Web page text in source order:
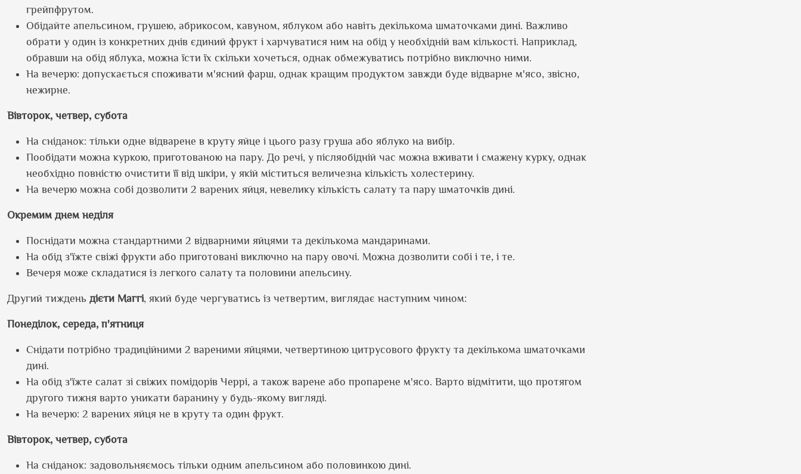
грейпфрутом.
Обідайте апельсином, грушею, абрикосом, кавуном, яблуком або навіть декількома шматочками дині. Важливо
обрати у один із конкретних днів єдиний фрукт і харчуватися ним на обід у необхідній вам кількості. Наприклад,
обравши на обід яблука, можна їсти їх скільки хочеться, однак обмежуватись потрібно виключно ними.
На вечерю: допускається споживати м'ясний фарш, однак кращим продуктом завжди буде відварне м'ясо, звісно,
нежирне.
Вівторок, четвер, субота
На сніданок: тільки одне відварене в круту яйце і цього разу груша або яблуко на вибір.
Пообідати можна куркою, приготованою на пару. До речі, у післяобідній час можна вживати і смажену курку, однак
необхідно повністю очистити її від шкіри, у якій міститься величезна кількість холестерину.
На вечерю можна собі дозволити 2 варених яйця, невелику кількість салату та пару шматочків дині.
Окремим днем неділя
Поснідати можна стандартними 2 відварними яйцями та декількома мандаринами.
На обід з'їжте свіжі фрукти або приготовані виключно на пару овочі. Можна дозволити собі і те, і те.
Вечеря може складатися із легкого салату та половини апельсину.
Другий тиждень дієти Маггі, який буде чергуватись із четвертим, виглядає наступним чином:
Понеділок, середа, п'ятниця
Снідати потрібно традиційними 2 вареними яйцями, четвертиною цитрусового фрукту та декількома шматочками
дині.
На обід з'їжте салат зі свіжих помідорів Черрі, а також варене або пропарене м'ясо. Варто відмітити, що протягом
другого тижня варто уникати баранину у будь-якому вигляді.
На вечерю: 2 варених яйця не в круту та один фрукт.
Вівторок, четвер, субота
На сніданок: задовольняємось тільки одним апельсином або половинкою дині.